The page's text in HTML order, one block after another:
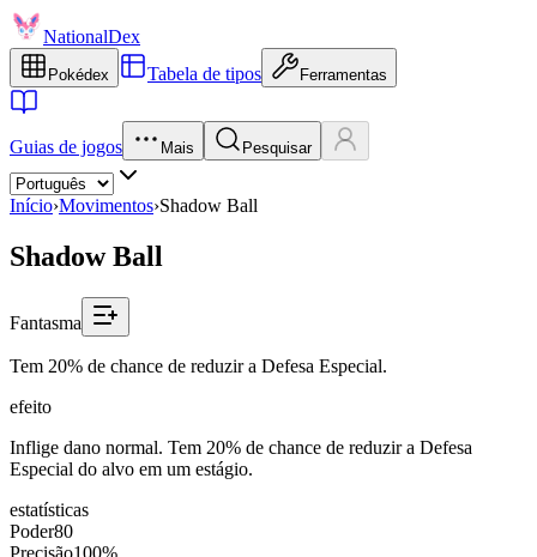
NationalDex
Pokédex Tabela de tipos Ferramentas
Guias de jogos Mais Pesquisar
Início›Movimentos›Shadow Ball
Shadow Ball
Fantasma
Tem 20% de chance de reduzir a Defesa Especial.
efeito
Inflige dano normal. Tem 20% de chance de reduzir a Defesa
Especial do alvo em um estágio.
estatísticas
Poder80
Precisão100%